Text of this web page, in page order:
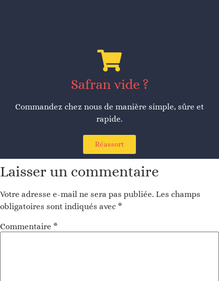
Safran vide ?
Commandez chez nous de manière simple, sûre et
rapide.
Réassort
Laisser un commentaire
Votre adresse e-mail ne sera pas publiée. Les champs
obligatoires sont indiqués avec *
Commentaire *